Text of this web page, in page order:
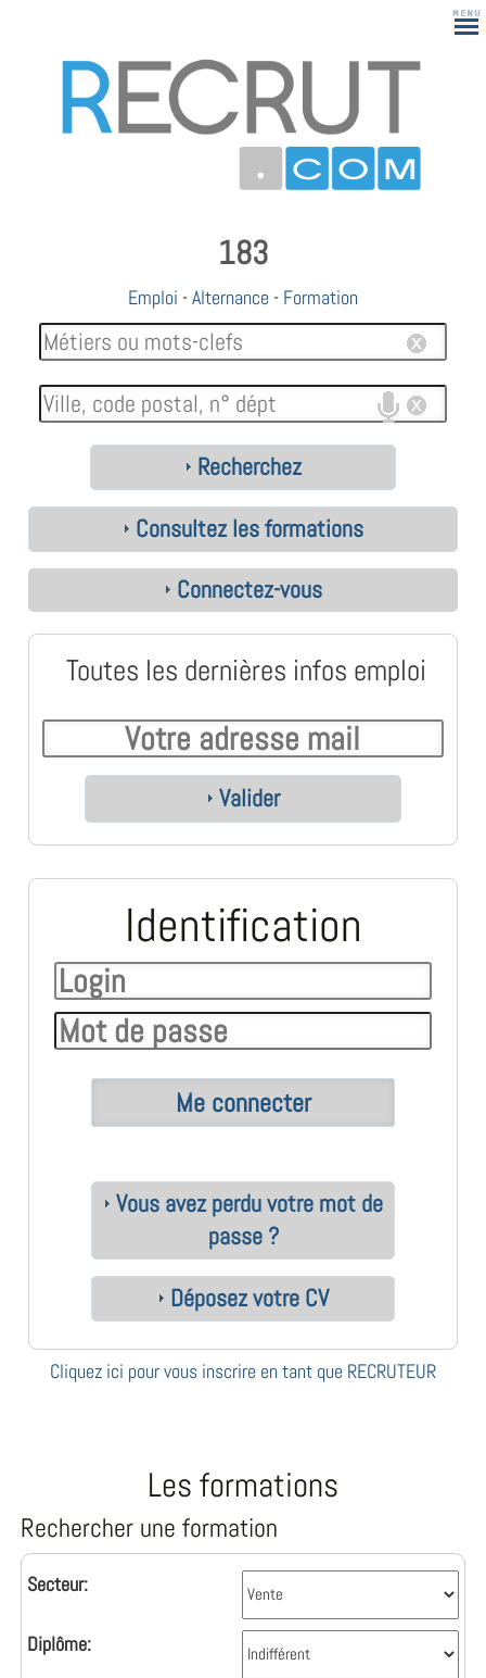
183
Emploi -Alternance - Formation
Recherchez
Consultez les formations
Connectez-vous
Toutes les dernières infos emploi
Valider
Identification
Vous avez perdu votre mot de
passe ?
Déposez votre CV
Cliquez ici pour vous inscrire en tant que RECRUTEUR
Les formations
Rechercher une formation
Secteur:
Diplôme: